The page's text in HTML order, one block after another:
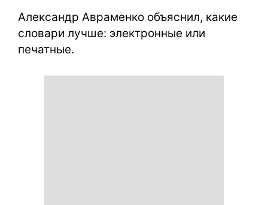
Александр Авраменко объяснил, какие
словари лучше: электронные или
печатные.